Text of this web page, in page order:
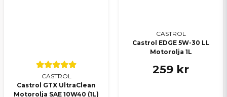
CASTROL
Castrol GTX UltraClean
Motorolja SAE 10W40 (1L)
CASTROL
Castrol EDGE 5W-30 LL
Motorolja 1L
259 kr